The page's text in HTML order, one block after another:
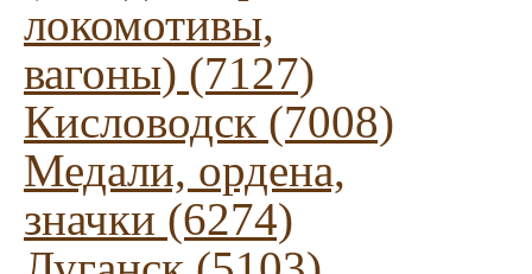
локомотивы,
вагоны) (7127)
Кисловодск (7008)
Медали, ордена,
значки (6274)